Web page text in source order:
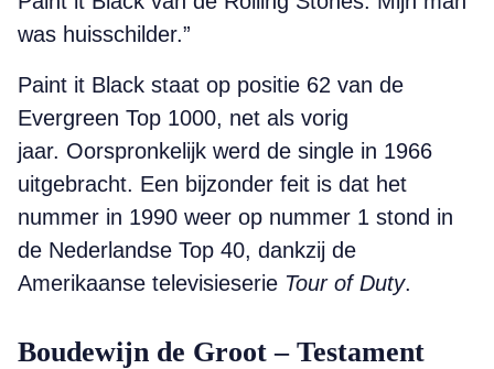
was huisschilder.”
Paint it Black staat op positie 62 van de
Evergreen Top 1000, net als vorig
jaar. Oorspronkelijk werd de single in 1966
uitgebracht. Een bijzonder feit is dat het
nummer in 1990 weer op nummer 1 stond in
de Nederlandse Top 40, dankzij de
Amerikaanse televisieserie Tour of Duty.
Boudewijn de Groot – Testament